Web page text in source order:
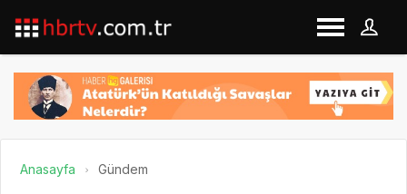
Anasayfa Gündem